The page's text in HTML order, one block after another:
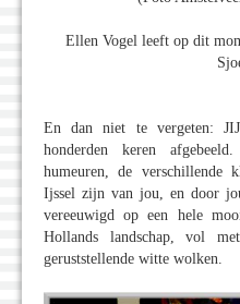
Ellen Vogel leeft op dit
En dan niet te vergeten:
honderden keren
humeuren, de verschillende
Ijssel zijn van jou, en door
vereeuwigd op een hele
Hollands landschap, vol
geruststellende witte wolken.